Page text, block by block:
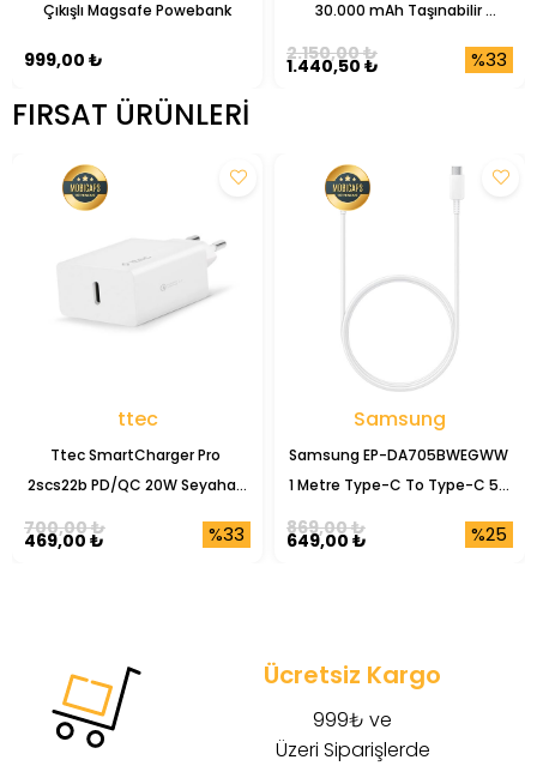
Çıkışlı Magsafe Powebank
999,00 ₺
30.000 mAh Taşınabilir
%33
1.440,50 ₺
2.150,00 ₺
FIRSAT ÜRÜNLERI
ttec
Ttec SmartCharger Pro
2scs22b PD/QC 20W Seyahat
%33
469,00 ₺
700,00 ₺
Samsung
Samsung EP-DA705BWEGWW
1 Metre Type-C To Type-C 5A
%25
649,00 ₺
869,00 ₺
Ücretsiz Kargo
999₺ ve
Üzeri Siparişlerde